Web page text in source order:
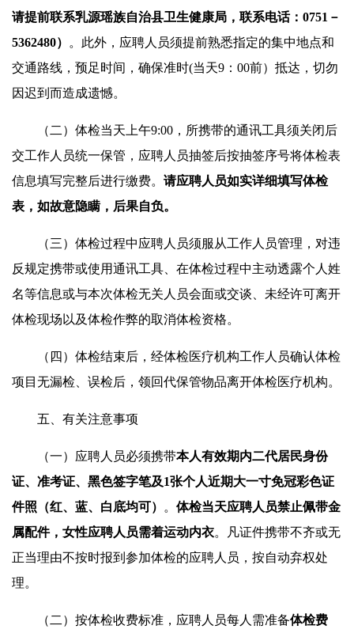
请提前联系乳源瑶族自治县卫生健康局，联系电话：0751－
5362480）
。此外，应聘人员须提前熟悉指定的集中地点和
交通路线，预足时间，确保准时(当天9：00前）抵达，切勿
因迟到而造成遗憾。
（二）体检当天上午9:00，所携带的通讯工具须关闭后
交工作人员统一保管，应聘人员抽签后按抽签序号将体检表
信息填写完整后进行缴费。 请应聘人员如实详细填写体检
表，如故意隐瞒，后果自负。
（三）体检过程中应聘人员须服从工作人员管理，对违
反规定携带或使用通讯工具、在体检过程中主动透露个人姓
名等信息或与本次体检无关人员会面或交谈、未经许可离开
体检现场以及体检作弊的取消体检资格。
（四）体检结束后，经体检医疗机构工作人员确认体检
项目无漏检、误检后，领回代保管物品离开体检医疗机构。
五、有关注意事项
（一）应聘人员必须携带本人有效期内二代居民身份
证、准考证、黑色签字笔及1张个人近期大一寸免冠彩色证
件照（红、蓝、白底均可）
。 体检当天应聘人员禁止佩带金
属配件，女性应聘人员需着运动内衣。凡证件携带不齐或无
正当理由不按时报到参加体检的应聘人员，按自动弃权处
理。
（二）按体检收费标准，应聘人员每人需准备体检费